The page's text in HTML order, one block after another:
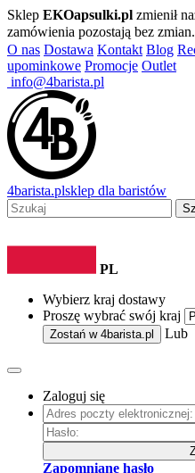
Sklep EKOapsulki.pl zmienił
zamówienia pozostają bez zmian.
O nas Dostawa Kontakt Blog
upominkowe Promocje Outlet
info@4barista.pl
4barista.plsklep dla baristów
PL
Wybierz kraj dostawy
Proszę wybrać swój kraj
Zostań w 4barista.pl Lub
Zaloguj się
Zapomniane hasło